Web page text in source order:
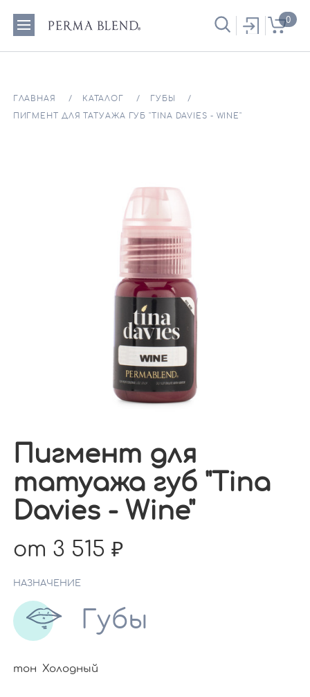
0
ГЛАВНАЯ КАТАЛОГ ГУБЫ
ПИГМЕНТ ДЛЯ ТАТУАЖА ГУБ "TINA DAVIES - WINE"
Пигмент для
татуажа губ "Tina
Davies - Wine"
от 3 515
НАЗНАЧЕНИЕ
Губы
тон Холодный